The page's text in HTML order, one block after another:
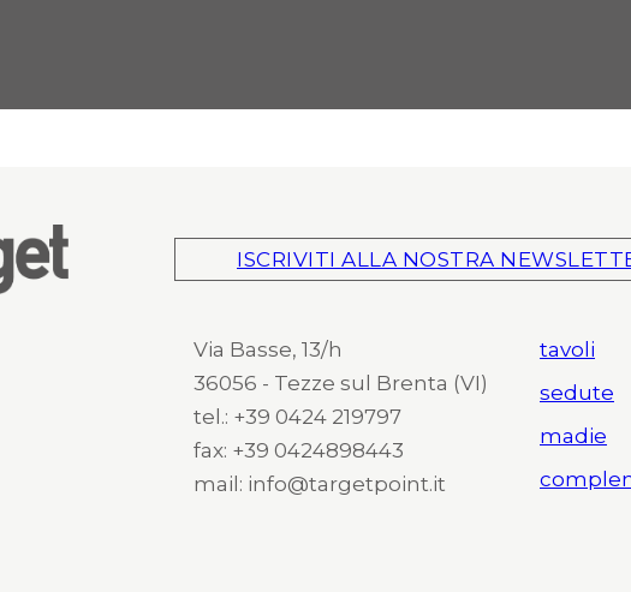
ISCRIVITI ALLA NOSTRA
Via Basse, 13/h
36056 - Tezze sul Brenta (VI)
tel.: +39 0424 219797
fax: +39 0424898443
mail: info@targetpoint.it
tavoli
sedute
madie